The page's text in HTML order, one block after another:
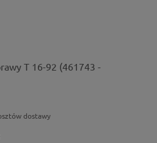
T 16-92 (461743 -
dostawy